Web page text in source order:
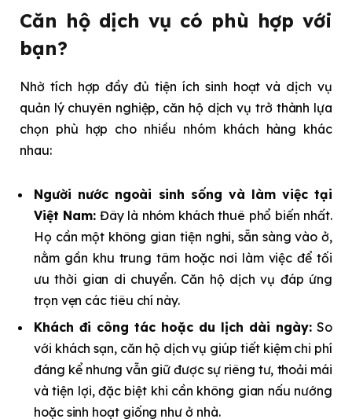
Căn hộ dịch vụ có phù hợp với
bạn?
Nhờ tích hợp đầy đủ tiện ích sinh hoạt và dịch vụ
quản lý chuyên nghiệp, căn hộ dịch vụ trở thành lựa
chọn phù hợp cho nhiều nhóm khách hàng khác
nhau:
Người nước ngoài sinh sống và làm việc tại
Việt Nam: Đây là nhóm khách thuê phổ biến nhất.
Họ cần một không gian tiện nghi, sẵn sàng vào ở,
nằm gần khu trung tâm hoặc nơi làm việc để tối
ưu thời gian di chuyển. Căn hộ dịch vụ đáp ứng
trọn vẹn các tiêu chí này.
Khách đi công tác hoặc du lịch dài ngày:So
với khách sạn, căn hộ dịch vụ giúp tiết kiệm chi phí
đáng kể nhưng vẫn giữ được sự riêng tư, thoải mái
và tiện lợi, đặc biệt khi cần không gian nấu nướng
hoặc sinh hoạt giống như ở nhà.